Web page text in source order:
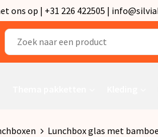
ons op | +31 226 422505 |
Lunchbox glas met